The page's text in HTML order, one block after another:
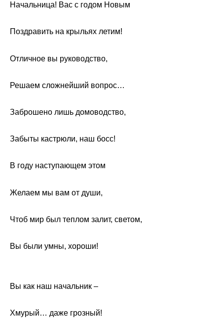
Начальница! Вас с годом Новым
Поздравить на крыльях летим!
Отличное вы руководство,
Решаем сложнейший вопрос…
Заброшено лишь домоводство,
Забыты кастрюли, наш босс!
В году наступающем этом
Желаем мы вам от души,
Чтоб мир был теплом залит, светом,
Вы были умны, хороши!
Вы как наш начальник –
Хмурый… даже грозный!